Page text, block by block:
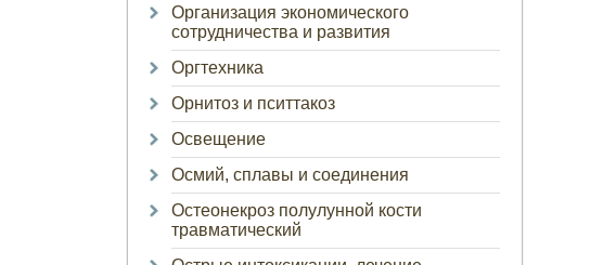
Организация экономического
сотрудничества и развития
Оргтехника
Орнитоз и пситтакоз
Освещение
Осмий, сплавы и соединения
Остеонекроз полулунной кости
травматический